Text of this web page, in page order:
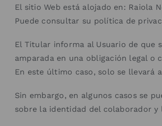
El sitio Web está alojado en: Raiola
Puede consultar su política de
El Titular informa al Usuario de que
amparada en una obligación legal
En este último caso, solo se llevará
Sin embargo, en algunos casos se
sobre la identidad del colaborador